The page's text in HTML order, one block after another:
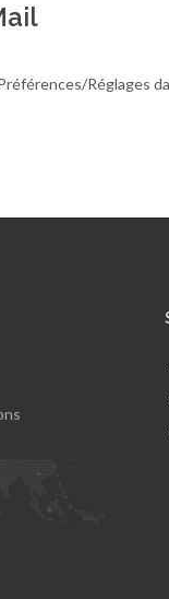
Réglages